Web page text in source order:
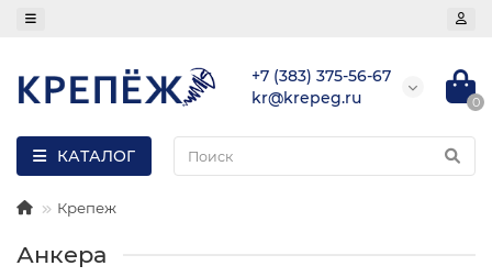
+7 (383) 375-56-67
kr@krepeg.ru
0
КАТАЛОГ
Крепеж
Анкера